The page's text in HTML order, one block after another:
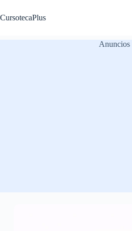
al
contenido
CursotecaPlus
Anuncios